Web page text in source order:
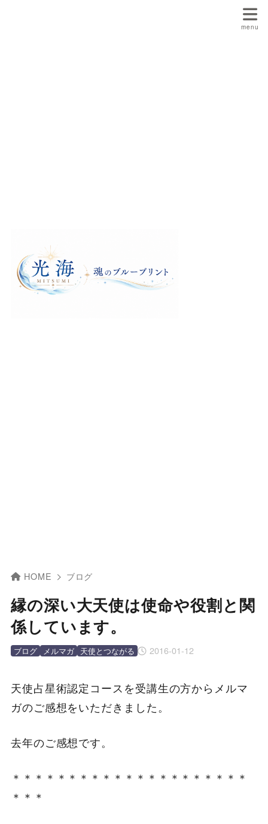
HOME ブログ
縁の深い大天使は使命や役割と関
係しています。
2016-01-12
ブログ メルマガ 天使とつながる
天使占星術認定コースを受講生の方からメルマ
ガのご感想をいただきました。
去年のご感想です。
＊＊＊＊＊＊＊＊＊＊＊＊＊＊＊＊＊＊＊＊＊
＊＊＊